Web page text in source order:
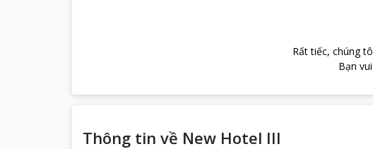
Rất tiếc, chúng
Bạn
Thông tin về New Hotel III